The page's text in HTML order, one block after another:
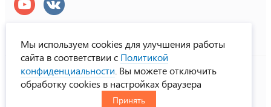
УралСпецТранс
© ООО «Урал СТ», 2000-2026
Политика конфиденциальности
Мы используем cookies для улучшения работы
сайта в соответствии с Политикой
конфиденциальности . Вы можете отключить
обработку cookies в настройках браузера
Принять